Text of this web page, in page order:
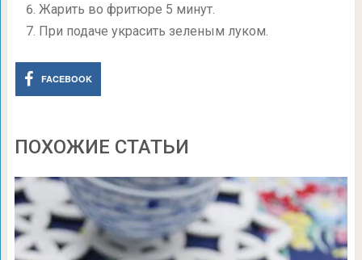
Жарить во фритюре 5 минут.
При подаче украсить зеленым луком.
FACEBOOK
ПОХОЖИЕ СТАТЬИ